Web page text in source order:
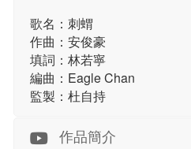
歌名：刺蝟
作曲：安俊豪
填詞：林若寧
編曲：Eagle Chan
監製：杜自持
作品簡介